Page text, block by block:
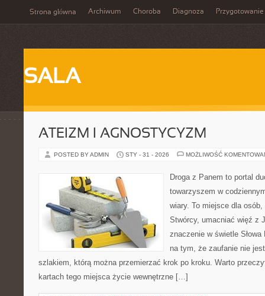
Strona główna Archiwum Choroba Diagnoza Przygotowanie
SALA
ATEIZM I AGNOSTYCYZM
POSTED BY ADMIN STY - 31 - 2026 MOŻLIWOŚĆ
Droga z Panem to portal
towarzyszem w
wiary. To miejsce dla
Stwórcy, umacniać więź z
znaczenie w świetle Słowa
na tym, że zaufanie nie
szlakiem, którą można przemierzać krok po kroku. Warto
kartach tego miejsca życie wewnętrzne […]